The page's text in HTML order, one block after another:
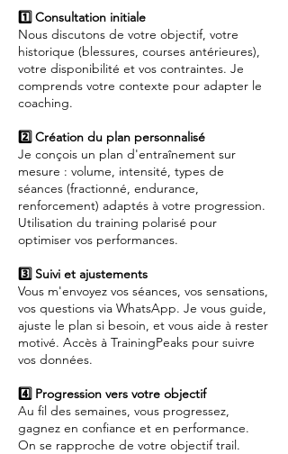
1️⃣ Consultation initiale
Nous discutons de votre objectif, votre
historique (blessures, courses antérieures),
votre disponibilité et vos contraintes. Je
comprends votre contexte pour adapter le
coaching.
2️⃣ Création du plan personnalisé
Je conçois un plan d'entraînement sur
mesure : volume, intensité, types de
séances (fractionné, endurance,
renforcement) adaptés à votre progression.
Utilisation du training polarisé pour
optimiser vos performances.
3️⃣ Suivi et ajustements
Vous m'envoyez vos séances, vos sensations,
vos questions via WhatsApp. Je vous guide,
ajuste le plan si besoin, et vous aide à rester
motivé. Accès à TrainingPeaks pour suivre
vos données.
4️⃣ Progression vers votre objectif
Au fil des semaines, vous progressez,
gagnez en confiance et en performance.
On se rapproche de votre objectif trail.